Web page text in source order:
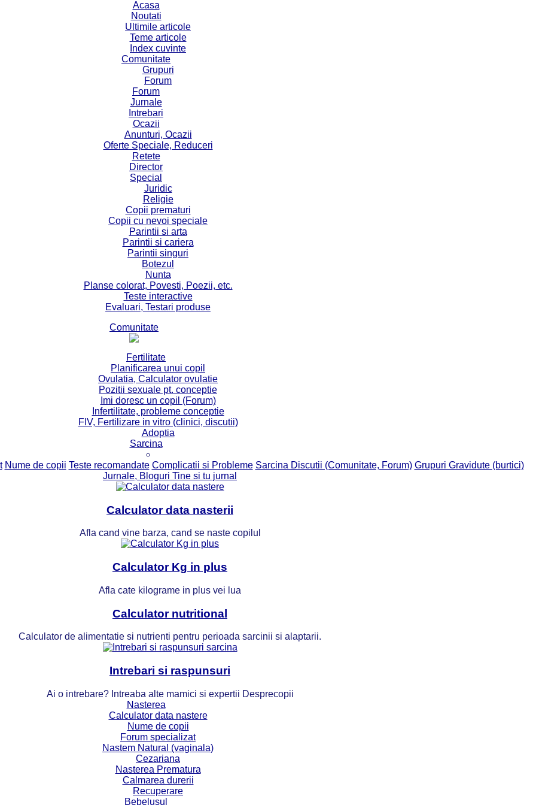
Acasa
Noutati
Ultimile articole
Teme articole
Index cuvinte
Comunitate
Grupuri
Forum
Forum
Jurnale
Intrebari
Ocazii
Anunturi, Ocazii
Oferte Speciale, Reduceri
Retete
Director
Special
Juridic
Religie
Copii prematuri
Copii cu nevoi speciale
Parintii si arta
Parintii si cariera
Parintii singuri
Botezul
Nunta
Planse colorat, Povesti, Poezii, etc.
Teste interactive
Evaluari, Testari produse
Comunitate
Fertilitate
Planificarea unui copil
Ovulatia, Calculator ovulatie
Pozitii sexuale pt. conceptie
Imi doresc un copil (Forum)
Infertilitate, probleme conceptie
FIV, Fertilizare in vitro (clinici, discutii)
Adoptia
Sarcina
Nume de copii Teste recomandate Complicatii si Probleme Sarcina Discutii (Comunitate, Forum) Grupuri Gravidute (burtici)
Jurnale, Bloguri Tine si tu jurnal
Calculator data nasterii
Afla cand vine barza, cand se naste copilul
Calculator Kg in plus
Afla cate kilograme in plus vei lua
Calculator nutritional
Calculator de alimentatie si nutrienti pentru perioada sarcinii si alaptarii.
Intrebari si raspunsuri
Ai o intrebare? Intreaba alte mamici si expertii Desprecopii
Nasterea
Calculator data nastere
Nume de copii
Forum specializat
Nastem Natural (vaginala)
Cezariana
Nasterea Prematura
Calmarea durerii
Recuperare
Bebelusul